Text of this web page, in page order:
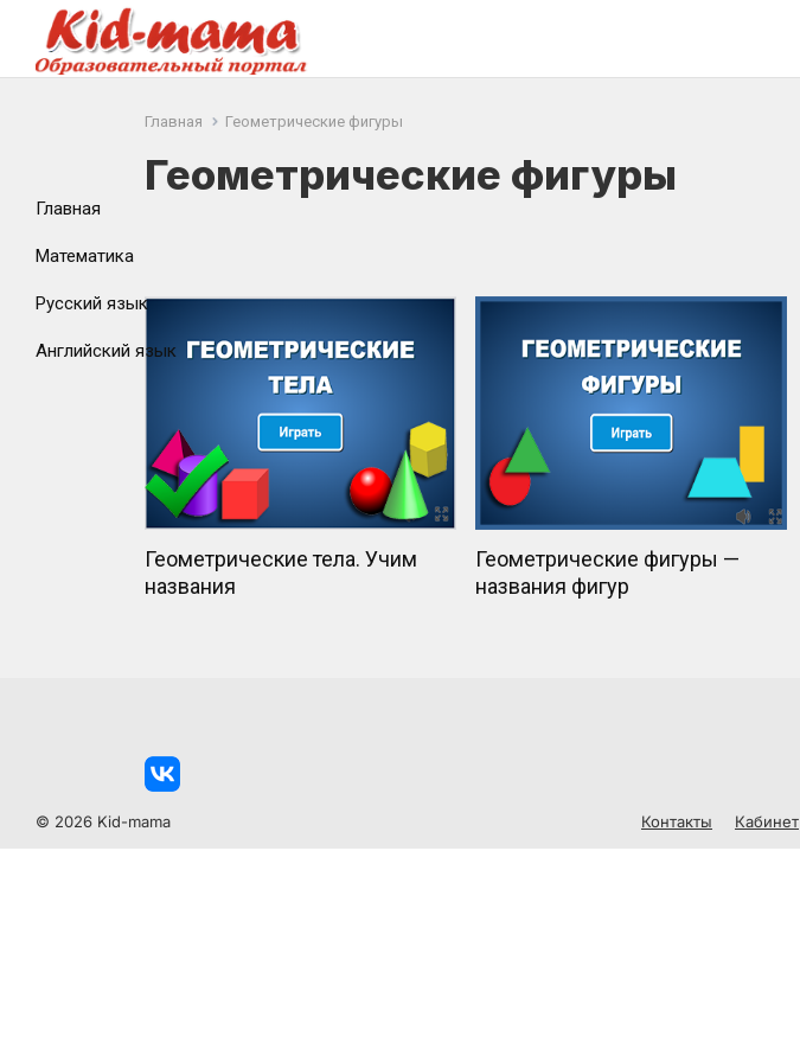
Главная
Математика
Русский язык
Английский язык
Главная Геометрические фигуры
Геометрические фигуры
Геометрические тела. Учим
названия
Геометрические фигуры —
названия фигур
© 2026 Kid-mama Контакты Кабинет